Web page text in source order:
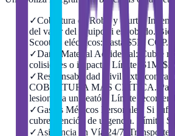
✓Cobertura de Robo y Hurto:
del valor del equipo si es robado.
Scooters eléctricos: hasta $5M COP.
✓Daño Material Accidental: Cubre
colisiones o impacto. Límite: $1M-
✓Responsabilidad Civil
COBERTURA MÁS CRÍTICA.
lesionas a un peatón. Límite
✓Gastos Médicos Personales: Si
cubre atención de urgencia. Límite:
✓Asistencia en Vía 24/7: Transporte